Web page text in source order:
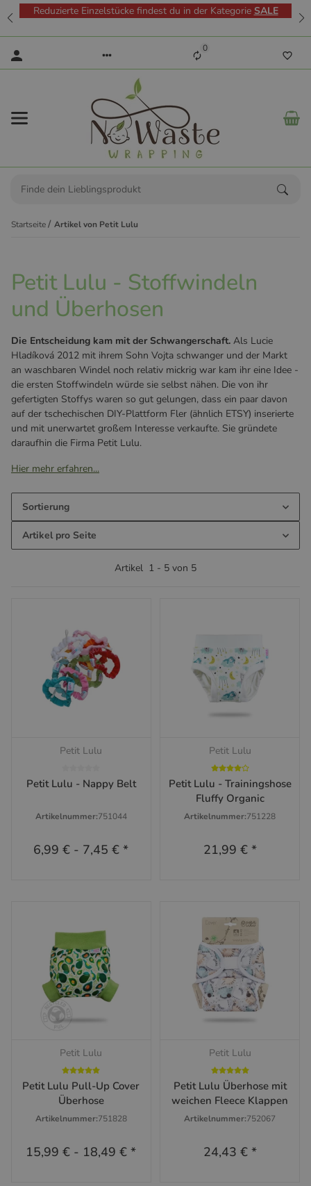
Reduzierte Einzelstücke findest du in der Kategorie SALE
0
Startseite Artikel von Petit Lulu
Petit Lulu - Stoffwindeln
und Überhosen
Die Entscheidung kam mit der Schwangerschaft. Als Lucie
Hladíková 2012 mit ihrem Sohn Vojta schwanger und der Markt
an waschbaren Windel noch relativ mickrig war kam ihr eine Idee -
die ersten Stoffwindeln würde sie selbst nähen. Die von ihr
gefertigten Stoffys waren so gut gelungen, dass ein paar davon
auf der tschechischen DIY-Plattform Fler (ähnlich ETSY) inserierte
und mit unerwartet großem Interesse verkaufte. Sie gründete
daraufhin die Firma Petit Lulu.
Hier mehr erfahren...
Sortierung
Artikel pro Seite
Artikel 1 - 5 von 5
Petit Lulu
Petit Lulu - Nappy Belt
Artikelnummer:751044
6,99 € - 7,45 €*
Petit Lulu
Petit Lulu - Trainingshose
Fluffy Organic
Artikelnummer:751228
21,99 € *
Petit Lulu
Petit Lulu Pull-Up Cover
Überhose
Artikelnummer:751828
15,99 € - 18,49 €*
Petit Lulu
Petit Lulu Überhose mit
weichen Fleece Klappen
Artikelnummer:752067
24,43 € *